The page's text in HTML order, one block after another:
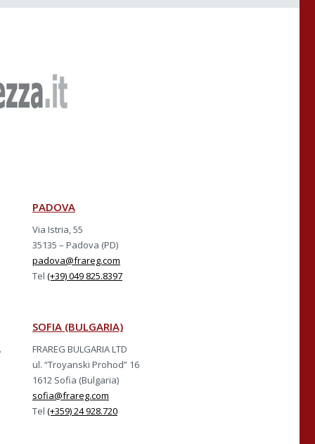
PADOVA
Via Istria, 55
35135 – Padova (PD)
padova@frareg.com
Tel (+39) 049 825.8397
SOFIA (BULGARIA)
FRAREG BULGARIA LTD
ul. “Troyanski Prohod” 16
1612 Sofia (Bulgaria)
sofia@frareg.com
Tel (+359) 24 928.720